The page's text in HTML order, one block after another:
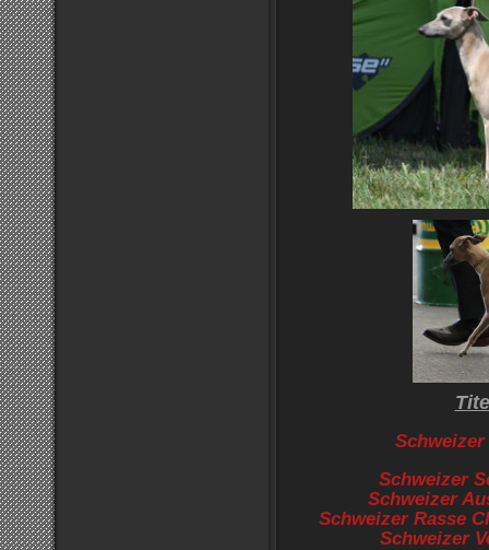
Schweizer
Schweizer
Schweizer Rasse
Schweizer